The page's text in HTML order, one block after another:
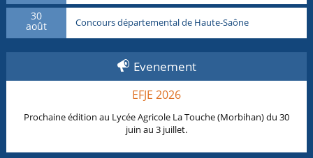
30
août Concours départemental de Haute-Saône
Evenement
EFJE 2026
Prochaine édition au Lycée Agricole La Touche (Morbihan) du 30
juin au 3 juillet.